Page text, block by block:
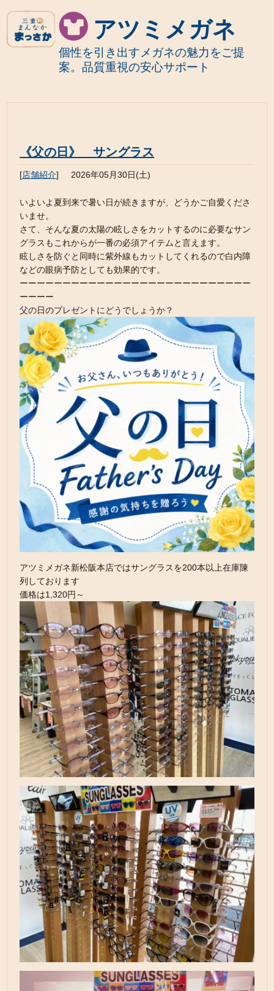
アツミメガネ
個性を引き出すメガネの魅力をご提
案。品質重視の安心サポート
《父の日》 サングラス
[店舗紹介] 2026年05月30日(土)
いよいよ夏到来で暑い日が続きますが、どうかご自愛くださ
いませ。
さて、そんな夏の太陽の眩しさをカットするのに必要なサン
グラスもこれからが一番の必須アイテムと言えます。
眩しさを防ぐと同時に紫外線もカットしてくれるので白内障
などの眼病予防としても効果的です。
ーーーーーーーーーーーーーーーーーーーーーーーーーーー
ーーーー
父の日のプレゼントにどうでしょうか？
アツミメガネ新松阪本店ではサングラスを200本以上在庫陳
列しております
価格は1,320円～